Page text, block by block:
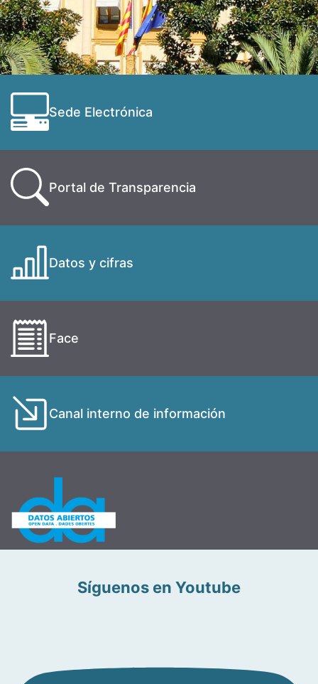
Sede Electrónica
Portal de Transparencia
Datos y cifras
Face
Canal interno de información
Síguenos en Youtube